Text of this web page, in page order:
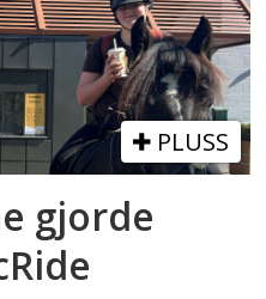
PLUSS
gjorde